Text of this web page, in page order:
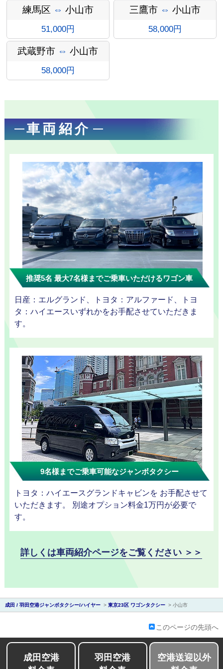
ン
お勧め送
迎プラン
観光タクシー
成
田
会社紹介
練馬区 ⇔ 小山市
51,000円
三鷹市 ⇔ 小山市
58,000円
武蔵野市 ⇔ 小山市
58,000円
車両紹介
推奨5名 最大7名様までご乗車いただけるワゴン車
日産：エルグランド、トヨタ：アルファード、トヨ
タ：ハイエースいずれかをお手配させていただきま
す。
9名様までご乗車可能なジャンボタクシー
トヨタ：ハイエースグランドキャビンを お手配させて
いただきます。 別途オプション料金1万円が必要で
す。
詳しくは車両紹介ページをご覧ください ＞＞
成田 / 羽田空港ジャンボタクシー/ハイヤー > 東京23区 ワゴンタクシー > 小山市
このページの先頭へ
成田空港
羽田空港
空港送迎以外